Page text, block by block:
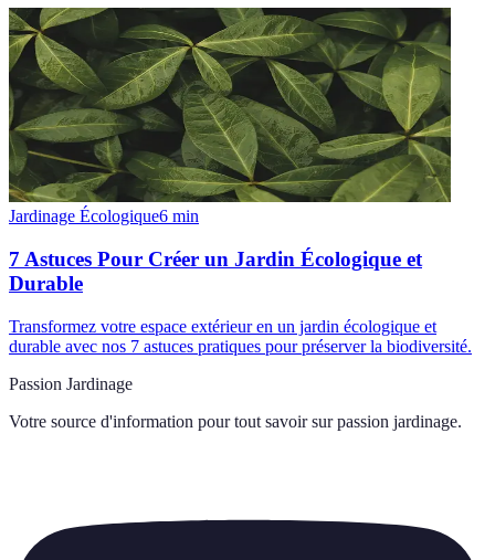
Jardinage Écologique6 min
7 Astuces Pour Créer un Jardin Écologique et
Durable
Transformez votre espace extérieur en un jardin écologique et
durable avec nos 7 astuces pratiques pour préserver la biodiversité.
Passion Jardinage
Votre source d'information pour tout savoir sur passion jardinage.